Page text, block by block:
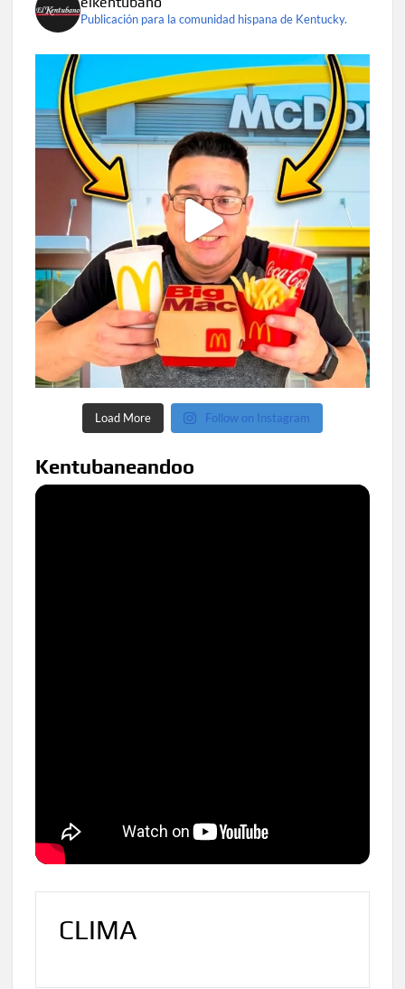
Publicación para la comunidad hispana de Kentucky.
Load More Follow on Instagram
Kentubaneandoo
CLIMA